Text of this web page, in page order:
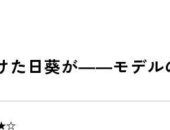
た日葵が――モデル